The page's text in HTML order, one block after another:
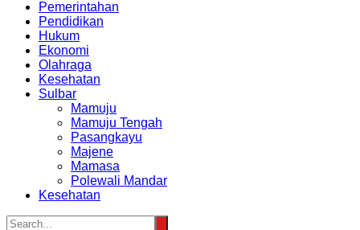
Pemerintahan
Pendidikan
Hukum
Ekonomi
Olahraga
Kesehatan
Sulbar
Mamuju
Mamuju Tengah
Pasangkayu
Majene
Mamasa
Polewali Mandar
Kesehatan